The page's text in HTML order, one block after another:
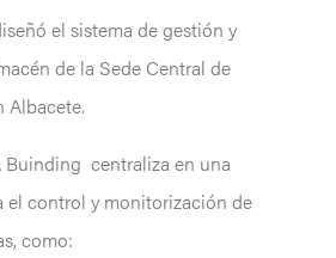
el sistema de gestión y
de la Sede Central de
Albacete.
Buinding centraliza en una
el control y monitorización de
como: